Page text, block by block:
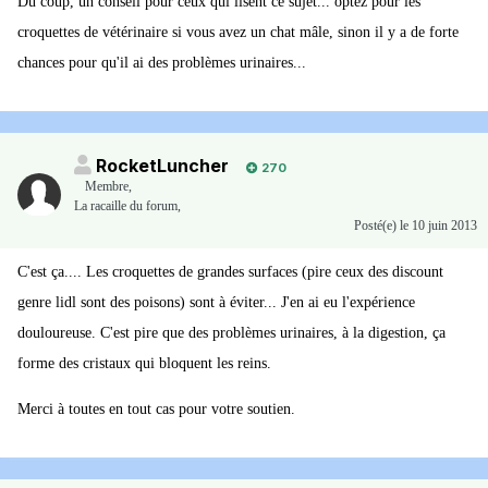
croquettes de vétérinaire si vous avez un chat mâle, sinon il y a de forte
chances pour qu'il ai des problèmes urinaires...
RocketLuncher
270
Membre,
La racaille du forum,
Posté(e) le 10 juin 2013
C'est ça.... Les croquettes de grandes surfaces (pire ceux des discount
genre lidl sont des poisons) sont à éviter... J'en ai eu l'expérience
douloureuse. C'est pire que des problèmes urinaires, à la digestion, ça
forme des cristaux qui bloquent les reins.
Merci à toutes en tout cas pour votre soutien.